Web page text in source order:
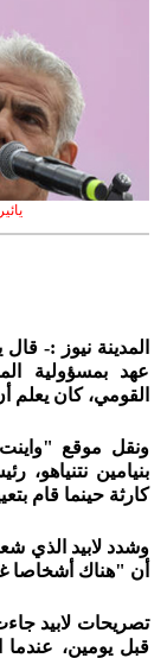
المدينة نيوز :-
عهد بمسؤولية
القومي، كان يعلم
ونقل موقع
بنيامين نتنياهو،
كارثة حينما قام
وشدد لابيد الذي
أن "هناك أشخاصا
تصريحات لابيد
قبل يومين، عندما